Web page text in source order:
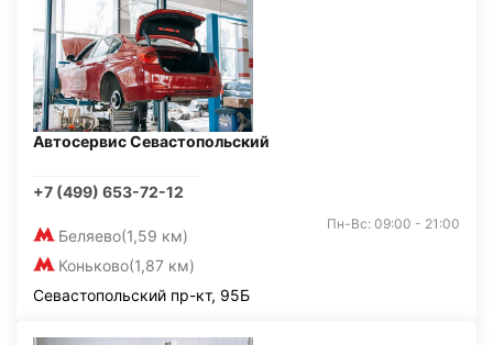
Автосервис Севастопольский
+7 (499) 653-72-12
Беляево(1,59 км)
Коньково(1,87 км)
Пн-Вс: 09:00 - 21:00
Севастопольский пр-кт, 95Б